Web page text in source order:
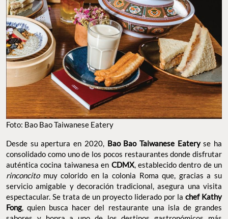
Foto: Bao Bao Taiwanese Eatery
Desde su apertura en 2020, Bao Bao Taiwanese Eateryse ha
consolidado como uno de los pocos restaurantes donde disfrutar
auténtica cocina taiwanesa en CDMX, establecido dentro de un
rinconcito muy colorido en la colonia Roma que, gracias a su
servicio amigable y decoración tradicional, asegura una visita
espectacular. Se trata de un proyecto liderado por la chef Kathy
Fong, quien busca hacer del restaurante una isla de grandes